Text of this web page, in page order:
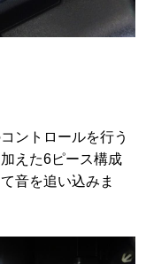
ントロールを行う
えた6ピース構成
音を追い込みま